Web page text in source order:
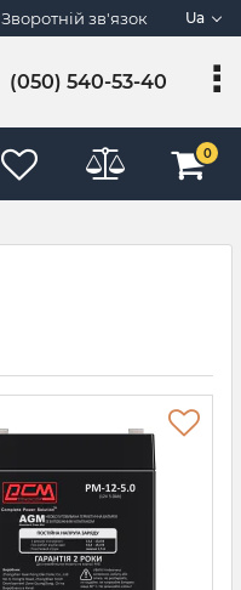
Зворотній зв'язок Ua
(050) 540-53-40
0